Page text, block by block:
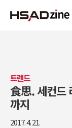
트렌드
食思. 세컨드
까지
2017. 4. 21.